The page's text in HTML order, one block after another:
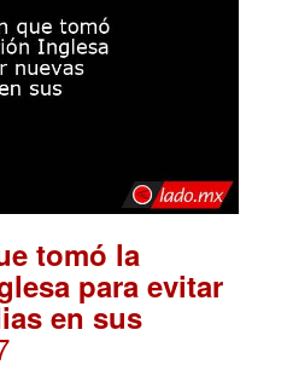
tomó la
para evitar
en sus